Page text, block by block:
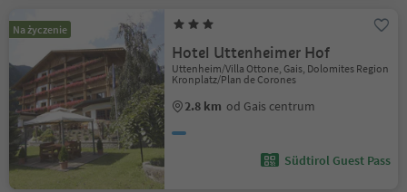
Na życzenie
Hotel Uttenheimer Hof
Uttenheim/Villa Ottone, Gais, Dolomites Region
Kronplatz/Plan de Corones
2.8 km od Gais centrum
Südtirol Guest Pass